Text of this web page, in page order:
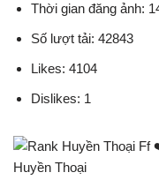
Thời gian đăng ảnh:
Số lượt tải: 42843
Likes: 4104
Dislikes: 1